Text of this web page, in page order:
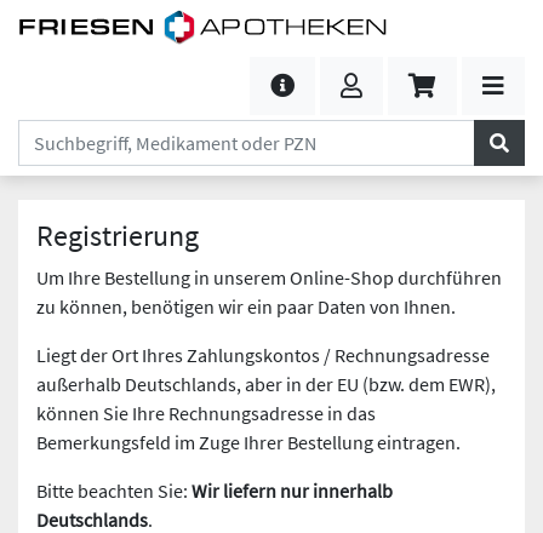
Registrierung
Um Ihre Bestellung in unserem Online-Shop durchführen
zu können, benötigen wir ein paar Daten von Ihnen.
Liegt der Ort Ihres Zahlungskontos / Rechnungsadresse
außerhalb Deutschlands, aber in der EU (bzw. dem EWR),
können Sie Ihre Rechnungsadresse in das
Bemerkungsfeld im Zuge Ihrer Bestellung eintragen.
Bitte beachten Sie: Wir liefern nur innerhalb
Deutschlands.